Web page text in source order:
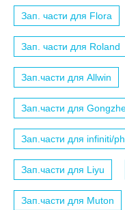
Зап. части для Flora
Зап. части для Roland
Зап.части для Allwin
Зап.части для
Зап.части для infiniti/
Зап.части для Liyu
Зап.части для Muton